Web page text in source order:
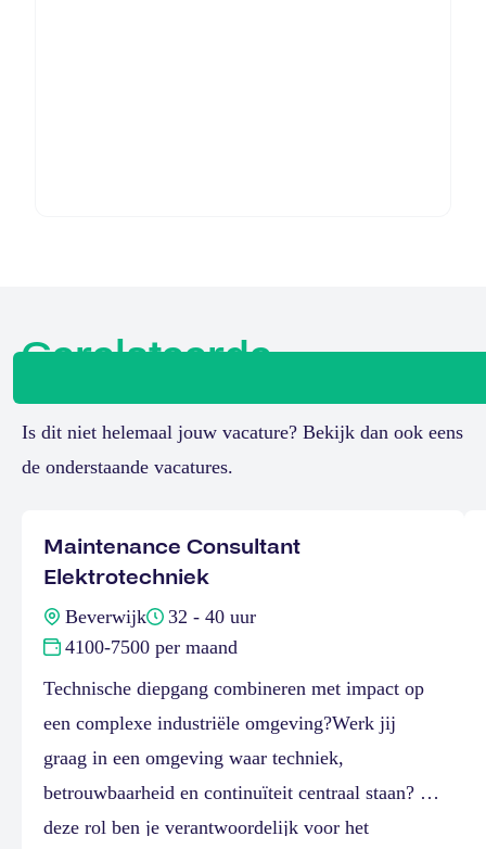
Gerelateerde
Is dit niet helemaal jouw vacature? Bekijk dan ook eens
de onderstaande vacatures.
Maintenance Consultant
Elektrotechniek
Beverwijk
32 - 40 uur
4100-7500 per maand
Technische diepgang combineren met impact op
een complexe industriële omgeving?Werk jij
graag in een omgeving waar techniek,
betrouwbaarheid en continuïteit centraal staan? In
deze rol ben je verantwoordelijk voor het